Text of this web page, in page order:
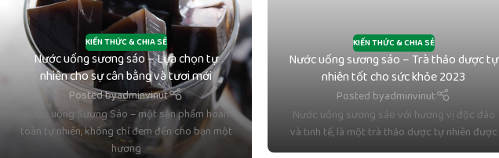
KIẾN THỨC & CHIA SẺ
Nước uống sương sáo – Lựa chọn tự
nhiên cho sự cân bằng và tươi mới
Posted byadminvinut
Nước uống Sương Sáo – một sản phẩm hoàn
toàn tự nhiên, không chỉ đem đến cho bạn một
hương
KIẾN THỨC & CHIA SẺ
Nước uống sương sáo – Trà thảo dược tự
nhiên tốt cho sức khỏe 2023
Posted byadminvinut
Nước uống sương sáo với hương vị độc đáo
và tinh tế, là một trà thảo dược tự nhiên được